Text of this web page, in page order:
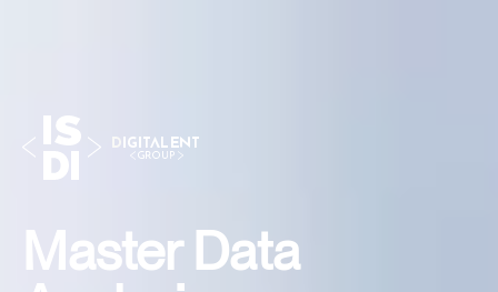
Master Data